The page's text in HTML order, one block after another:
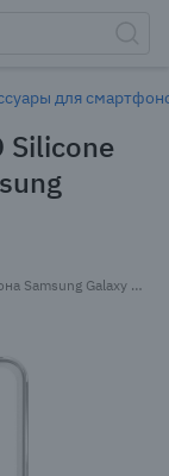
для
Silicone
Чехол-накладка BoraSCO Silicone Case для смартфона Samsung Galaxy A07, силикон, прозрачный (75612)